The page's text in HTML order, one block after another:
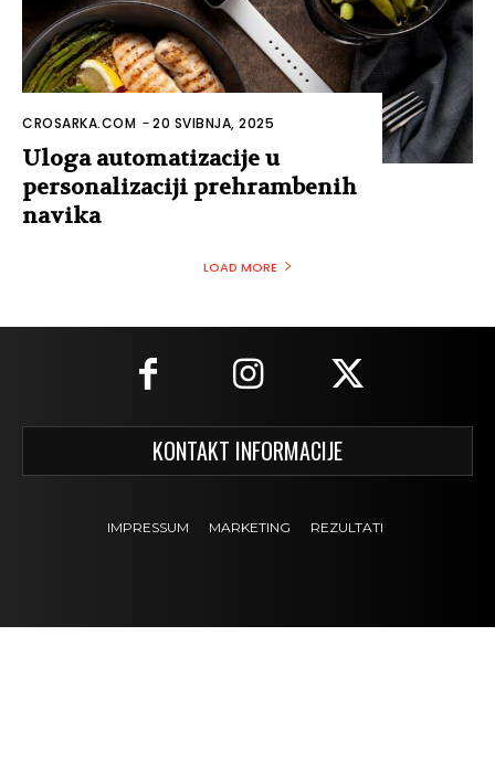
CROSARKA.COM -20 SVIBNJA, 2025
Uloga automatizacije u
personalizaciji prehrambenih
navika
LOAD MORE
KONTAKT INFORMACIJE
IMPRESSUM MARKETING REZULTATI